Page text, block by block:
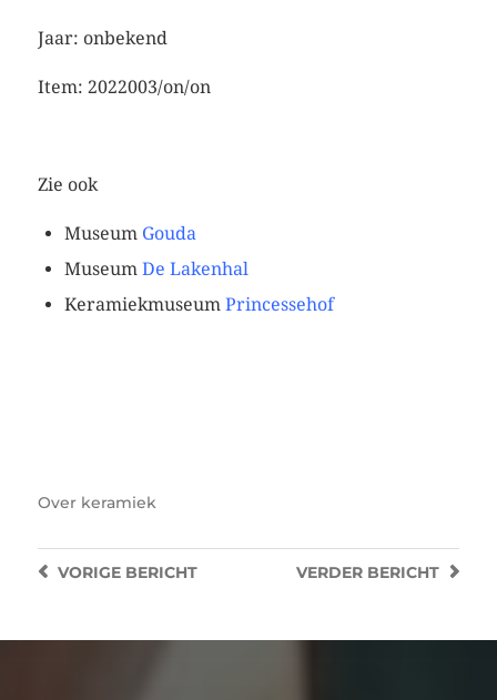
Jaar: onbekend
Item: 2022003/on/on
Zie ook
Museum Gouda
Museum De Lakenhal
Keramiekmuseum Princessehof
Over keramiek
VERDER BERICHT
VORIGEBERICHT